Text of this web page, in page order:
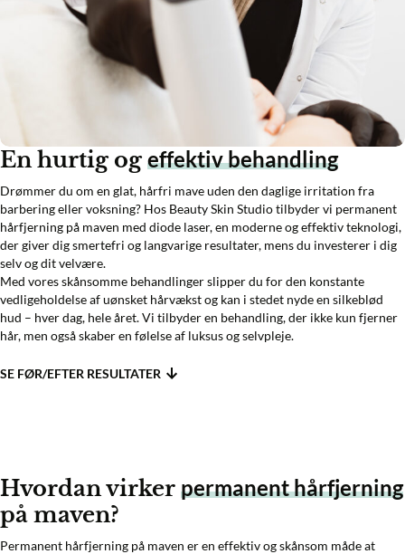
En hurtig ogeffektiv behandling
Drømmer du om en glat, hårfri mave uden den daglige irritation fra
barbering eller voksning? Hos Beauty Skin Studio tilbyder vi permanent
hårfjerning på maven med diode laser, en moderne og effektiv teknologi,
der giver dig smertefri og langvarige resultater, mens du investerer i dig
selv og dit velvære.
Med vores skånsomme behandlinger slipper du for den konstante
vedligeholdelse af uønsket hårvækst og kan i stedet nyde en silkeblød
hud – hver dag, hele året. Vi tilbyder en behandling, der ikke kun fjerner
hår, men også skaber en følelse af luksus og selvpleje.
SE FØR/EFTER RESULTATER
Hvordan virker permanent hårfjerning
på maven?
Permanent hårfjerning på maven er en effektiv og skånsom måde at